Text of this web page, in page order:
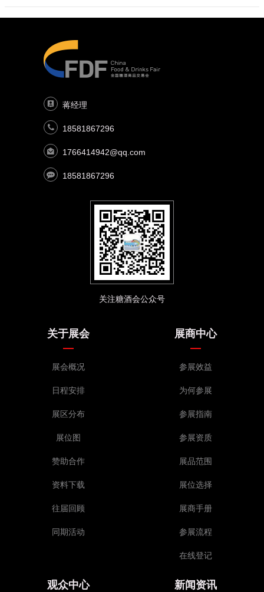
蒋经理
18581867296
1766414942@qq.com
18581867296
关注糖酒会公众号
关于展会
展会概况
日程安排
展区分布
展位图
赞助合作
资料下载
往届回顾
同期活动
展商中心
参展效益
为何参展
参展指南
参展资质
展品范围
展位选择
展商手册
参展流程
在线登记
观众中心 新闻资讯